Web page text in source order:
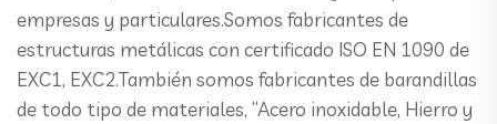
empresas y particulares.Somos fabricantes de
estructuras metálicas con certificado ISO EN 1090 de
EXC1, EXC2.También somos fabricantes de barandillas
de todo tipo de materiales, “Acero inoxidable, Hierro y